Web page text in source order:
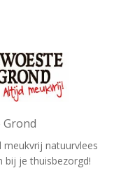
Grond
meukvrij natuurvlees
bij je thuisbezorgd!